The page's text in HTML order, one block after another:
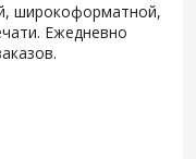
широкоформатной,
Ежедневно